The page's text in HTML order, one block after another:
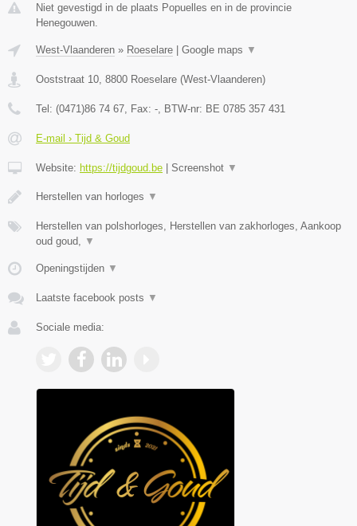
Niet gevestigd in de plaats Popuelles en in de provincie
Henegouwen.
West-Vlaanderen » Roeselare | Google maps ▼
Ooststraat 10 8800 Roeselare (West-Vlaanderen)
Tel: (0471)86 74 67 , Fax: - , BTW-nr: BE 0785 357 431
E-mail › Tijd & Goud
Website: https://tijdgoud.be | Screenshot ▼
Herstellen van horloges ▼
Herstellen van polshorloges, Herstellen van zakhorloges, Aankoop
oud goud,
▼
Openingstijden ▼
Laatste facebook posts ▼
Sociale media: